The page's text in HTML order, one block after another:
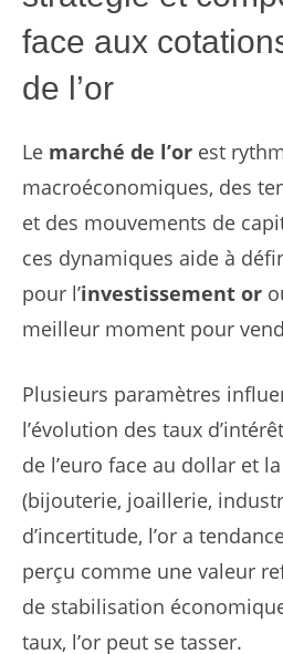
face aux
de l’or
Le marché de l’or est
macroéconomiques, des
et des mouvements de
ces dynamiques aide à
pour l’investissement or
meilleur moment pour
Plusieurs paramètres
l’évolution des taux
de l’euro face au dollar et
(bijouterie, joaillerie,
d’incertitude, l’or a
perçu comme une valeur
de stabilisation
taux, l’or peut se tasser.